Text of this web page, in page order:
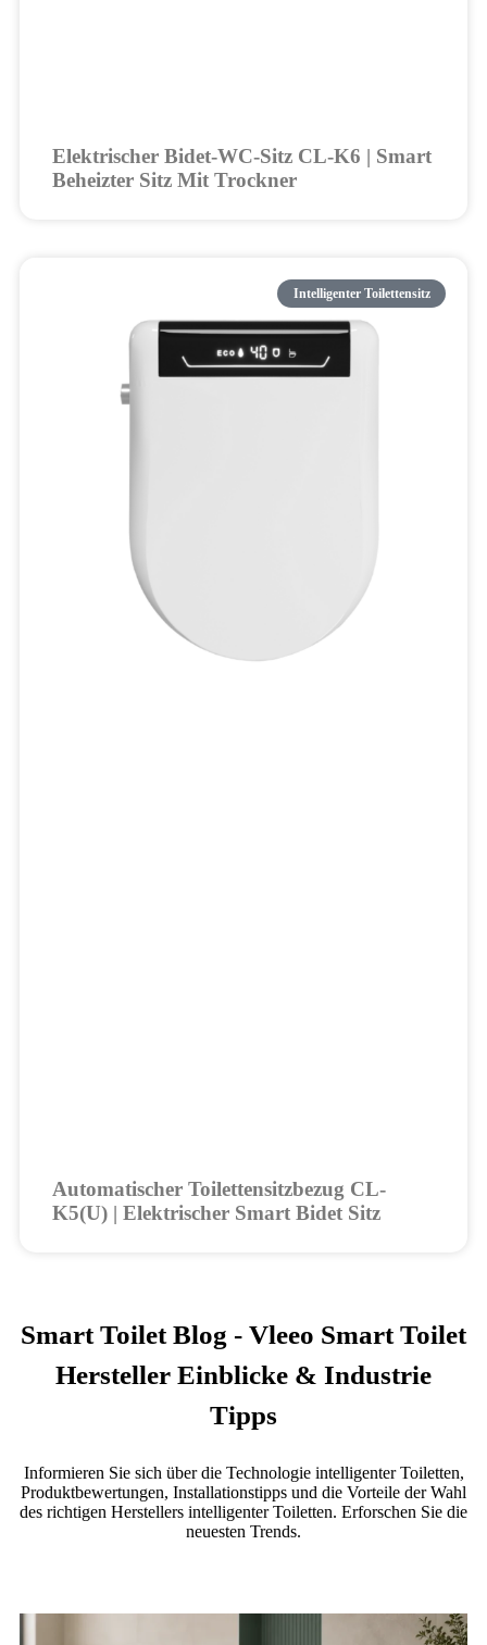
Elektrischer Bidet-WC-Sitz CL-K6 | Smart
Beheizter Sitz Mit Trockner
Intelligenter Toilettensitz
Automatischer Toilettensitzbezug CL-
K5(U) | Elektrischer Smart Bidet Sitz
Smart Toilet Blog - Vleeo Smart Toilet
Hersteller Einblicke & Industrie
Tipps
Informieren Sie sich über die Technologie intelligenter Toiletten,
Produktbewertungen, Installationstipps und die Vorteile der Wahl
des richtigen Herstellers intelligenter Toiletten. Erforschen Sie die
neuesten Trends.